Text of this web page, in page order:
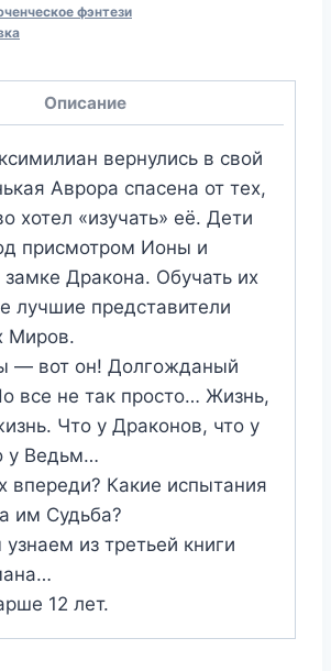
фэнтези
Описание
вернулись в свой
Аврора спасена от тех,
хотел «изучать» её. Дети
присмотром Ионы и
Дракона. Обучать их
лучшие представители
Миров.
— вот он! Долгожданый
все не так просто… Жизнь,
Что у Драконов, что у
у Ведьм…
впереди? Какие испытания
им Судьба?
из третьей книги
12 лет.